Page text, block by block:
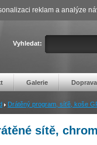
Vyhledat:
Galerie Doprava
Drátěný program, síťě, koše
sítě,
reklam a analýze